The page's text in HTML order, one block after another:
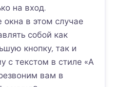
на вход.
в этом случае
собой как
кнопку, так и
с текстом в стиле «А
вам в